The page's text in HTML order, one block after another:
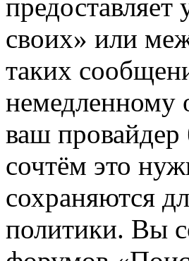
своих» или
таких
немедленному
ваш провайдер
сочтём это
сохраняются
политики. Вы